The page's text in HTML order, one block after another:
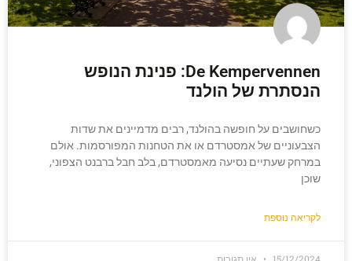
De Kempervennen: פנינת הנופש
הנסתרת של הולנד
כשחושבים על חופשה בהולנד, רבים מדמיינים את שדות
הצבעוניים של אמסטרדם או את הטחנות המפורסמות. אולם
במרחק שעתיים נסיעה מאמסטרדם, בלב חבל ברבנט הצפוני,
שוכן
לקריאה נוספת
15/12/2024 אין תגובות